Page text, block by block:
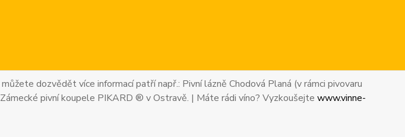
dozvědět více informací patří např.: Pivní lázně Chodová Planá (v rámci pivovaru
pivní koupele PIKARD ® v Ostravě. | Máte rádi víno? Vyzkoušejte www.vinne-